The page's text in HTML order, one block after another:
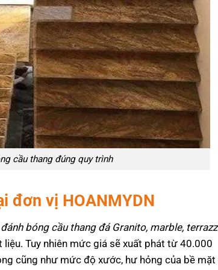
cầu thang đúng quy trình
đơn vị HOANMYDN
đánh bóng cầu thang đá Granito, marble,
liệu. Tuy nhiên mức giá sẽ xuất phát từ 40.000
cũng như mức độ xước, hư hỏng của bề mặt